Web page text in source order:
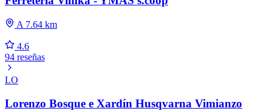
A 7.64 km
4.6
94 reseñas
LO
Lorenzo Bosque e Xardín Husqvarna Vimianzo